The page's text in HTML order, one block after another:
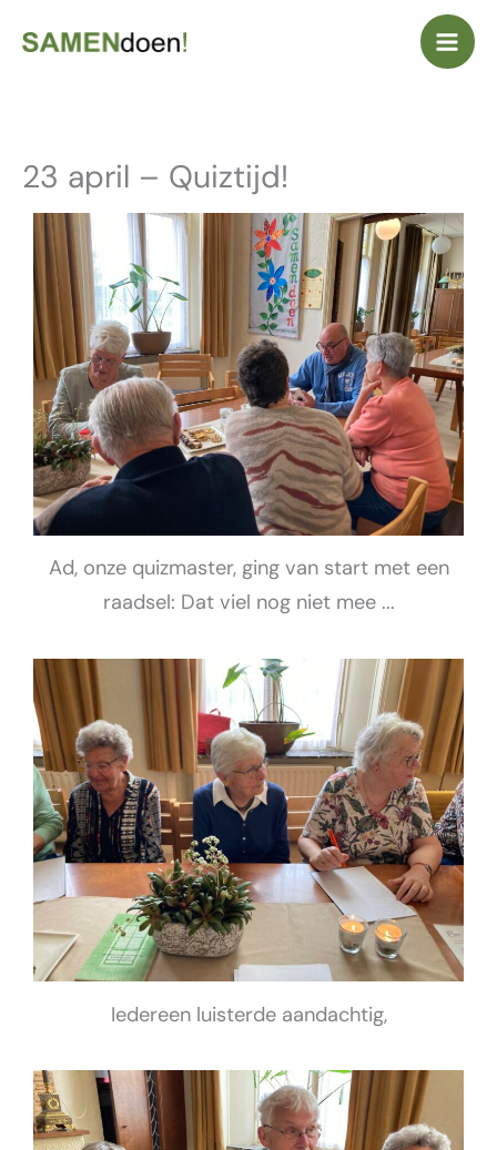
naar
23 april – Quiztijd!
Ad, onze quizmaster, ging van start met een
raadsel: Dat viel nog niet mee ...
Iedereen luisterde aandachtig,